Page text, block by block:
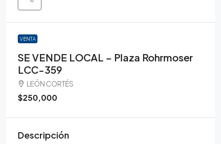
VENTA
SE VENDE LOCAL – Plaza Rohrmoser
LCC-359
LEÓN CORTÉS
$250,000
Descripción